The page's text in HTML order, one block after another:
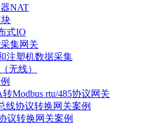
NAT
式IO
集网关
注塑机数据采集
无线）
转Modbus rtu/485协议网关
线协议转换网关案例
议转换网关案例